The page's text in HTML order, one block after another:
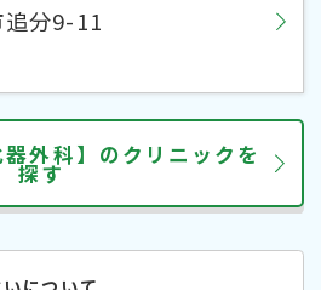
分9-11
器外科】のクリニックを
探す